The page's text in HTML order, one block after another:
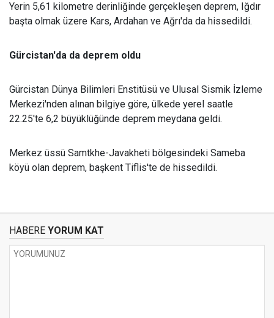
Yerin 5,61 kilometre derinliğinde gerçekleşen deprem, Iğdır
başta olmak üzere Kars, Ardahan ve Ağrı'da da hissedildi.
Gürcistan'da da deprem oldu
Gürcistan Dünya Bilimleri Enstitüsü ve Ulusal Sismik İzleme
Merkezi'nden alınan bilgiye göre, ülkede yerel saatle
22.25'te 6,2 büyüklüğünde deprem meydana geldi.
Merkez üssü Samtkhe-Javakheti bölgesindeki Sameba
köyü olan deprem, başkent Tiflis'te de hissedildi.
HABERE YORUM KAT